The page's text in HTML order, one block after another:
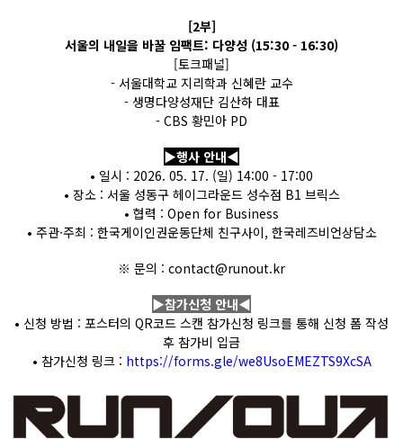
[2부]
서울의 내일을 바꿀 임팩트: 다양성 (15:30 - 16:30)
[토크패널]
- 서울대학교 지리학과 신혜란 교수
- 생명다양성재단 김산하 대표
- CBS 황민아 PD
▶행사 안내◀
• 일시 : 2026. 05. 17. (일) 14:00 - 17:00
• 장소 : 서울 성동구 헤이그라운드 성수점 B1 브릭스
• 협력 : Open for Business
• 주관·주최 : 한국게이인권운동단체 친구사이, 한국레즈비언상담소
※ 문의 : contact@runout.kr
▶참가신청 안내◀
• 신청 방법 : 포스터의 QR코드 스캔 참가신청 링크를 통해 신청 폼 작성
후 참가비 입금
• 참가신청 링크 : https://forms.gle/we8UsoEMEZTS9XcSA